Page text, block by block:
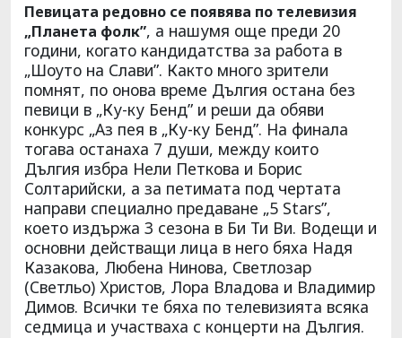
Певицата редовно се появява по телевизия
„Планета фолк”, а нашумя още преди 20
години, когато кандидатства за работа в
„Шоуто на Слави”. Както много зрители
помнят, по онова време Дългия остана без
певици в „Ку-ку Бенд” и реши да обяви
конкурс „Аз пея в „Ку-ку Бенд”. На финала
тогава останаха 7 души, между които
Дългия избра Нели Петкова и Борис
Солтарийски, а за петимата под чертата
направи специално предаване „5 Stars”,
което издържа 3 сезона в Би Ти Ви. Водещи и
основни действащи лица в него бяха Надя
Казакова, Любена Нинова, Светлозар
(Светльо) Христов, Лора Владова и Владимир
Димов. Всички те бяха по телевизията всяка
седмица и участваха с концерти на Дългия.